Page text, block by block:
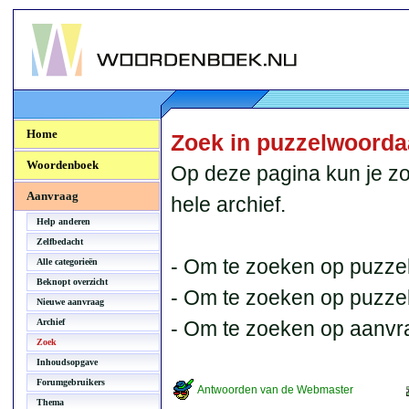
Woordenboek.NU
Home
Woordenboek
Aanvraag
Help anderen
Zelfbedacht
Alle categorieën
Beknopt overzicht
Nieuwe aanvraag
Archief
Zoek
Inhoudsopgave
Forumgebruikers
Thema
Zoek in
Op deze pagina kun je
hele archief.
- Om te zoeken op
- Om te zoeken op
- Om te zoeken op
Antwoorden van de Webmaster